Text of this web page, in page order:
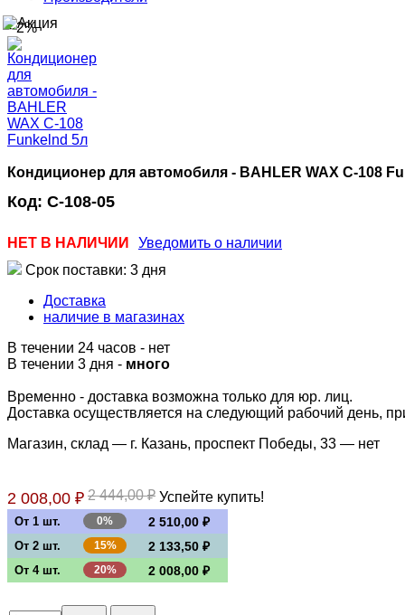
--2%
Кондиционер для автомобиля - BAHLER WAX С-108
Код: C-108-05
НЕТ В НАЛИЧИИ
Уведомить о наличии
Срок поставки: 3 дня
Доставка
наличие в магазинах
В течении 24 часов - нет
В течении 3 дня - много
Временно - доставка возможна только для юр. лиц.
Доставка осуществляется на следующий рабочий день,
Магазин, склад — г. Казань, проспект Победы, 33 — нет
2 008,00 ₽ 2 444,00 ₽ Успейте купить!
От 1 шт. 0% 2 510,00 ₽
От 2 шт. 15% 2 133,50 ₽
От 4 шт. 20% 2 008,00 ₽